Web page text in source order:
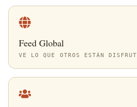
Feed Global
VE LO QUE OTROS ESTÁN